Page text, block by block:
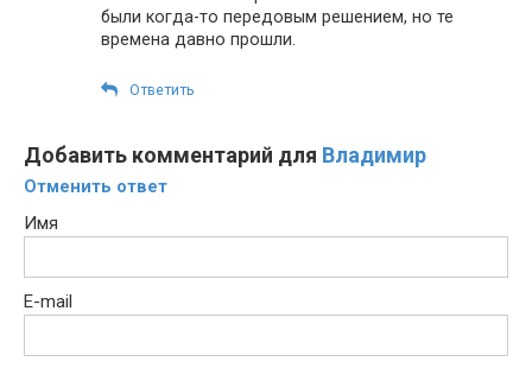
были когда-то передовым решением, но те
времена давно прошли.
Ответить
Добавить комментарий для Владимир
Отменить ответ
Имя
E-mail